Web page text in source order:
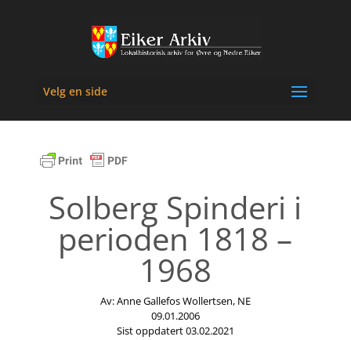
Velg en side
Solberg Spinderi i
perioden 1818 –
1968
Av: Anne Gallefos Wollertsen, NE
09.01.2006
Sist oppdatert 03.02.2021